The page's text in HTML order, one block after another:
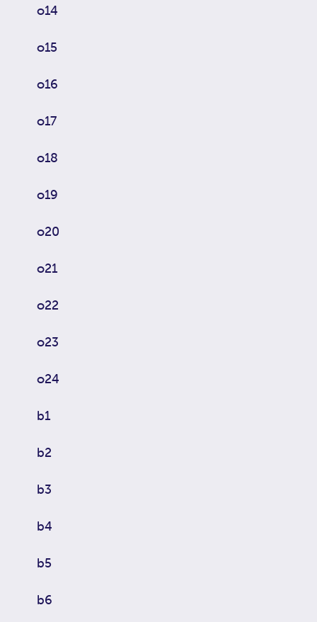
o14
o15
o16
o17
o18
o19
o20
o21
o22
o23
o24
b1
b2
b3
b4
b5
b6